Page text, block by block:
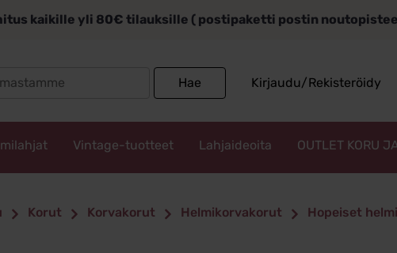
kaikille yli 80€ tilauksille ( postipaketti postin
Hae Kirjaudu/Rekisteröidy
Vintage-tuotteet Lahjaideoita OUTLET KORU
Korut Korvakorut Helmikorvakorut Hopeiset